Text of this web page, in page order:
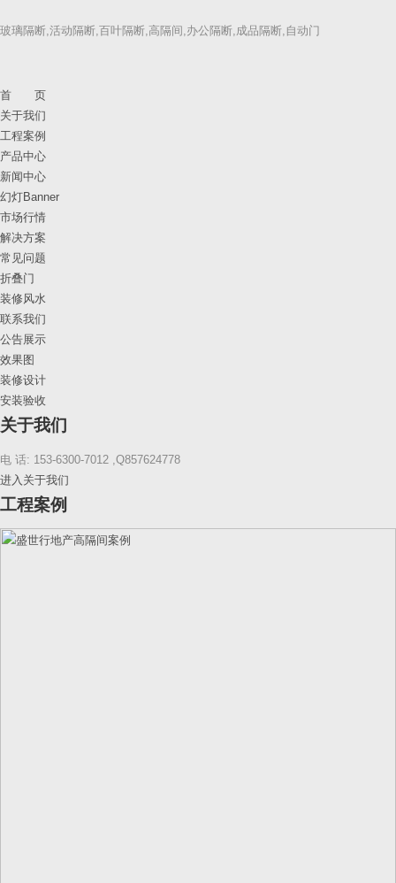
玻璃隔断,活动隔断,百叶隔断,高隔间,办公隔断,成品隔断,自动门
首 页
关于我们
工程案例
产品中心
新闻中心
幻灯Banner
市场行情
解决方案
常见问题
折叠门
装修风水
联系我们
公告展示
效果图
装修设计
安装验收
关于我们
电 话: 153-6300-7012 ,Q857624778
进入关于我们
工程案例